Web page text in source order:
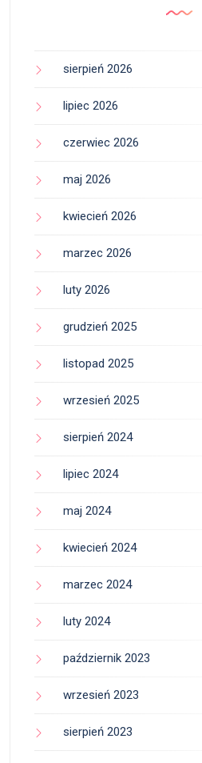
sierpień 2026
lipiec 2026
czerwiec 2026
maj 2026
kwiecień 2026
marzec 2026
luty 2026
grudzień 2025
listopad 2025
wrzesień 2025
sierpień 2024
lipiec 2024
maj 2024
kwiecień 2024
marzec 2024
luty 2024
październik 2023
wrzesień 2023
sierpień 2023